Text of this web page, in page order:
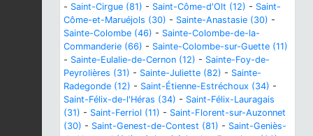
- Saint-Cirgue (81) - Saint-Côme-d'Olt (12) - Saint-
Côme-et-Maruéjols (30) - Sainte-Anastasie (30) -
Sainte-Colombe (46) - Sainte-Colombe-de-la-
Commanderie (66) - Sainte-Colombe-sur-Guette (11)
- Sainte-Eulalie-de-Cernon (12) - Sainte-Foy-de-
Peyrolières (31) - Sainte-Juliette (82) - Sainte-
Radegonde (12) - Saint-Étienne-Estréchoux (34) -
Saint-Félix-de-l'Héras (34) - Saint-Félix-Lauragais
(31) - Saint-Ferriol (11) - Saint-Florent-sur-Auzonnet
(30) - Saint-Genest-de-Contest (81) - Saint-Geniès-